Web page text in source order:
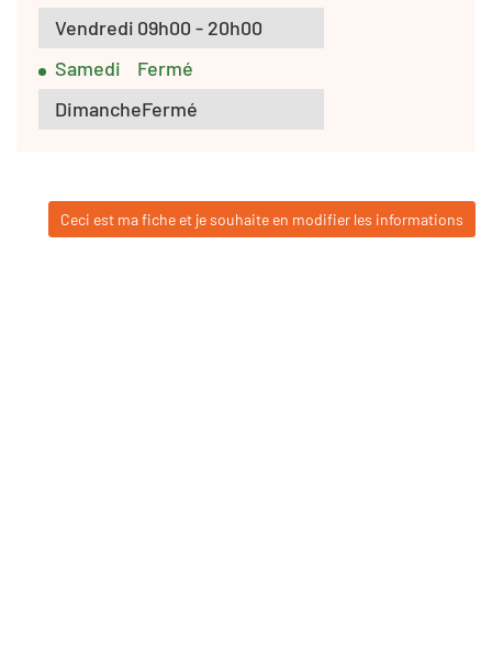
Vendredi 09h00 - 20h00
Samedi
Fermé
DimancheFermé
Ceci est ma fiche et je souhaite en modifier les informations